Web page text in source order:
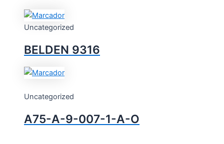
Uncategorized
BELDEN 9316
Uncategorized
A75-A-9-007-1-A-O